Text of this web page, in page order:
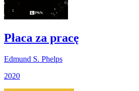
Płaca za pracę
Edmund S. Phelps
2020